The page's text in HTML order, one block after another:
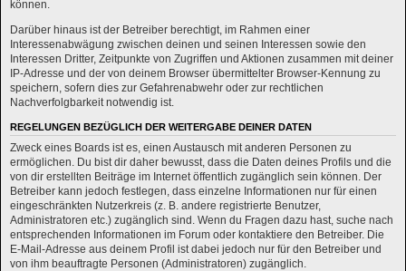
können.
Darüber hinaus ist der Betreiber berechtigt, im Rahmen einer
Interessenabwägung zwischen deinen und seinen Interessen sowie den
Interessen Dritter, Zeitpunkte von Zugriffen und Aktionen zusammen mit deiner
IP-Adresse und der von deinem Browser übermittelter Browser-Kennung zu
speichern, sofern dies zur Gefahrenabwehr oder zur rechtlichen
Nachverfolgbarkeit notwendig ist.
REGELUNGEN BEZÜGLICH DER WEITERGABE DEINER DATEN
Zweck eines Boards ist es, einen Austausch mit anderen Personen zu
ermöglichen. Du bist dir daher bewusst, dass die Daten deines Profils und die
von dir erstellten Beiträge im Internet öffentlich zugänglich sein können. Der
Betreiber kann jedoch festlegen, dass einzelne Informationen nur für einen
eingeschränkten Nutzerkreis (z. B. andere registrierte Benutzer,
Administratoren etc.) zugänglich sind. Wenn du Fragen dazu hast, suche nach
entsprechenden Informationen im Forum oder kontaktiere den Betreiber. Die
E-Mail-Adresse aus deinem Profil ist dabei jedoch nur für den Betreiber und
von ihm beauftragte Personen (Administratoren) zugänglich.